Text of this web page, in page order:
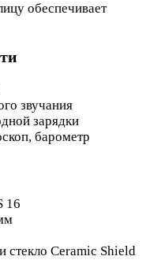
обеспечивает
звучания
зарядки
барометр
16
стекло Ceramic Shield